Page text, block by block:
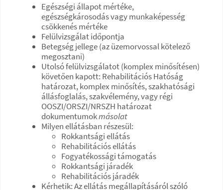
Egészségi állapot mértéke,
egészségkárosodás vagy munkaképesség
csökkenés mértéke
Felülvizsgálat időpontja
Betegség jellege (az üzemorvossal kötelező
megosztani)
Utolsó felülvizsgálatot (komplex minősítésen)
követően kapott: Rehabilitációs Hatóság
határozat, komplex minősítés, szakhatósági
állásfoglalás, szakvélemény, vagy régi
OOSZI/ORSZI/NRSZH határozat
dokumentumokmásolat
Milyen ellátásban részesül:
Rokkantsági ellátás
Rehabilitációs ellátás
Fogyatékossági támogatás
Rokkantsági járadék
Rehabilitációs járadék
Kérhetik: Az ellátás megállapításáról szóló